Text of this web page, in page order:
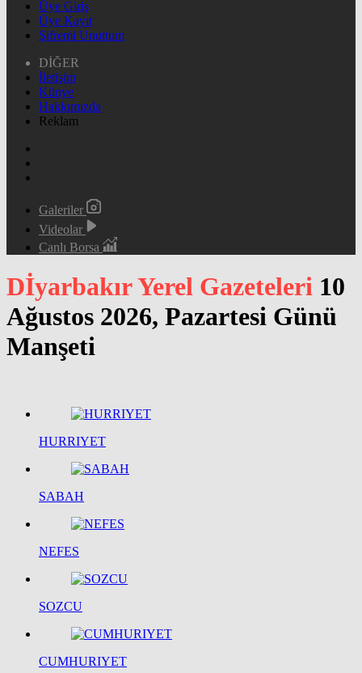
Üye Giriş
Üye Kayıt
Şifremi Unuttum
DİĞER
İletişim
Künye
Hakkımızda
Reklam
Galeriler
Videolar
Canlı Borsa
Dİyarbakır Yerel Gazeteleri 10
Ağustos 2026, Pazartesi Günü
Manşeti
HURRIYET
SABAH
NEFES
SOZCU
CUMHURIYET